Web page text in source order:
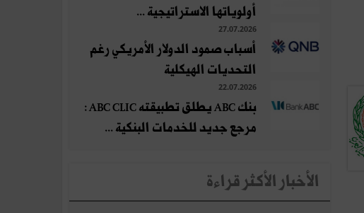
أولوياتها الاستراتيجية ...
27.07.2026
أسباب صمود الدولار الأمريكي رغم
التحديات الهيكلية
22.07.2026
بنك ABC يطلق تطبيقته ABC CLIC :
مرجع جديد للخدمات البنكية ...
الأخبار الأكثر قراءة